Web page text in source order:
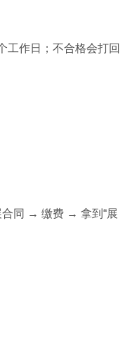
工作日；不合格会打回
同 → 缴费 → 拿到“展